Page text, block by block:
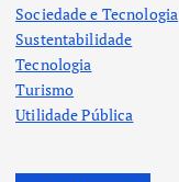
Sociedade e Tecnologia
Sustentabilidade
Tecnologia
Turismo
Utilidade Pública